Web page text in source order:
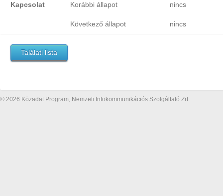
Kapcsolat Korábbi állapot nincs
Következő állapot nincs
Találati lista
© 2026 Közadat Program, Nemzeti Infokommunikációs Szolgáltató Zrt.